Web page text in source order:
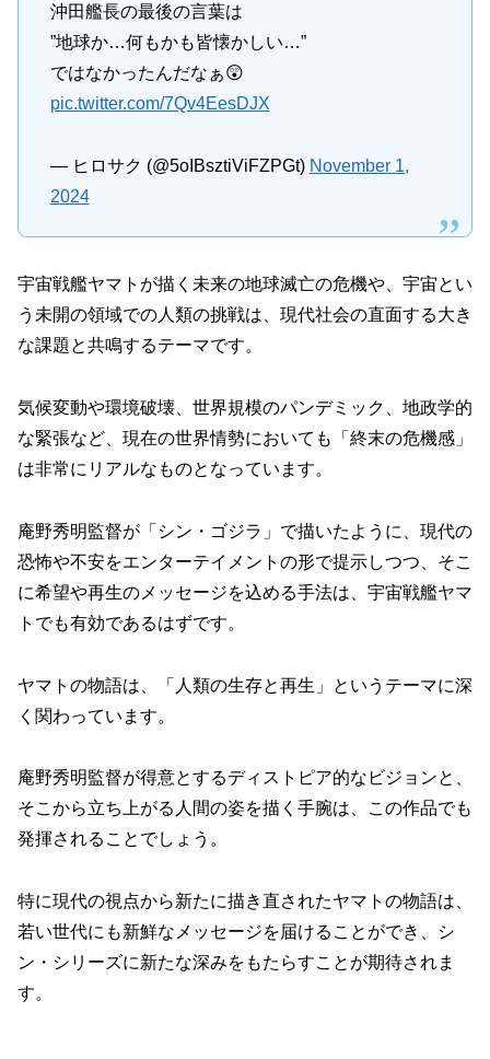
沖田艦長の最後の言葉は
”地球か…何もかも皆懐かしい…”
ではなかったんだなぁ😲
pic.twitter.com/7Qv4EesDJX
— ヒロサク (@5oIBsztiViFZPGt) November 1,
2024
宇宙戦艦ヤマトが描く未来の地球滅亡の危機や、宇宙とい
う未開の領域での人類の挑戦は、現代社会の直面する大き
な課題と共鳴するテーマです。
気候変動や環境破壊、世界規模のパンデミック、地政学的
な緊張など、現在の世界情勢においても「終末の危機感」
は非常にリアルなものとなっています。
庵野秀明監督が「シン・ゴジラ」で描いたように、現代の
恐怖や不安をエンターテイメントの形で提示しつつ、そこ
に希望や再生のメッセージを込める手法は、宇宙戦艦ヤマ
トでも有効であるはずです。
ヤマトの物語は、「人類の生存と再生」というテーマに深
く関わっています。
庵野秀明監督が得意とするディストピア的なビジョンと、
そこから立ち上がる人間の姿を描く手腕は、この作品でも
発揮されることでしょう。
特に現代の視点から新たに描き直されたヤマトの物語は、
若い世代にも新鮮なメッセージを届けることができ、シ
ン・シリーズに新たな深みをもたらすことが期待されま
す。